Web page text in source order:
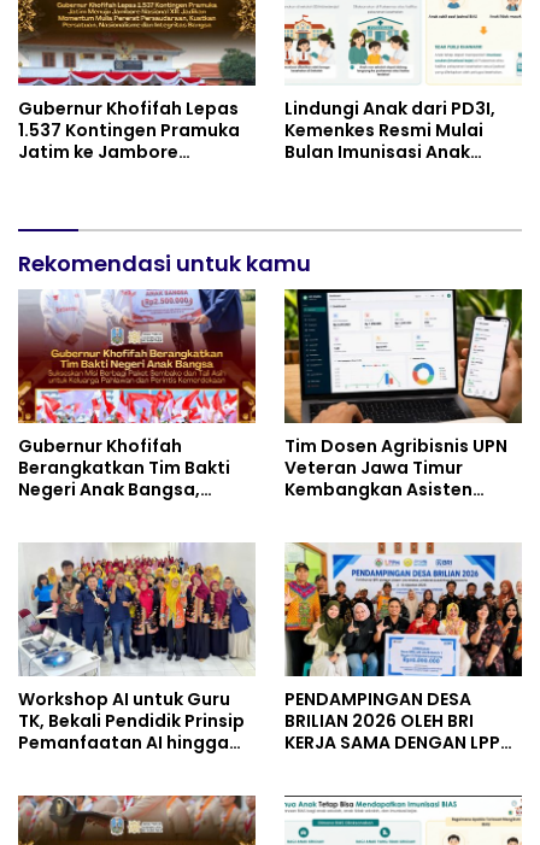
Gubernur Khofifah Lepas
1.537 Kontingen Pramuka
Jatim ke Jambore
Semangat Nasionalisme
Lindungi Anak dari PD3I,
Kemenkes Resmi Mulai
Bulan Imunisasi Anak
Rekomendasi untuk kamu
Gubernur Khofifah
Berangkatkan Tim Bakti
Negeri Anak Bangsa,
dan Perintis Kemerdekaan
Tim Dosen Agribisnis UPN
Veteran Jawa Timur
Kembangkan Asisten
UMKM
Workshop AI untuk Guru
TK, Bekali Pendidik Prinsip
Pemanfaatan AI hingga
PENDAMPINGAN DESA
BRILIAN 2026 OLEH BRI
KERJA SAMA DENGAN LPPM